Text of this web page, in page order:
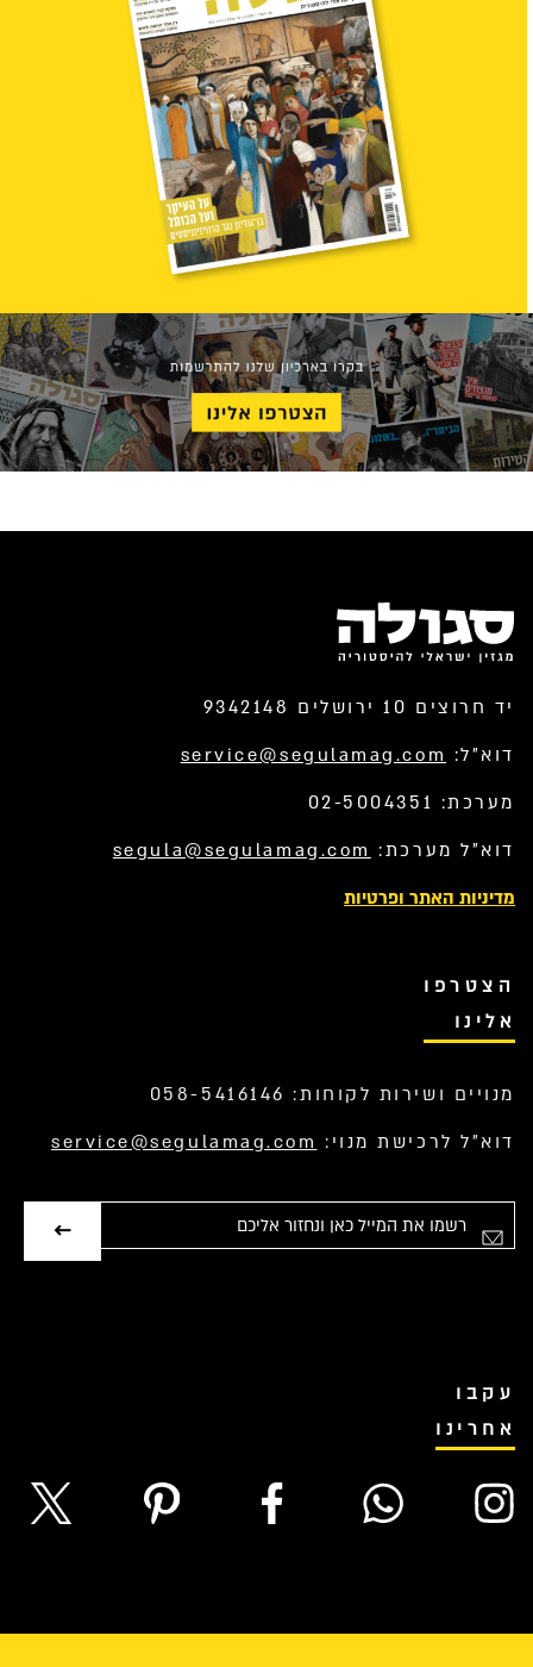
יד חרוצים 10 ירושלים 9342148
דוא”ל: service@segulamag.com
מערכת: 02-5004351
דוא”ל מערכת: segula@segulamag.com
מדיניות האתר ופרטיות
הצטרפו
אלינו
מנויים ושירות לקוחות: 058-5416146
דוא”ל לרכישת מנוי: service@segulamag.com
אימייל
עקבו
אחרינו